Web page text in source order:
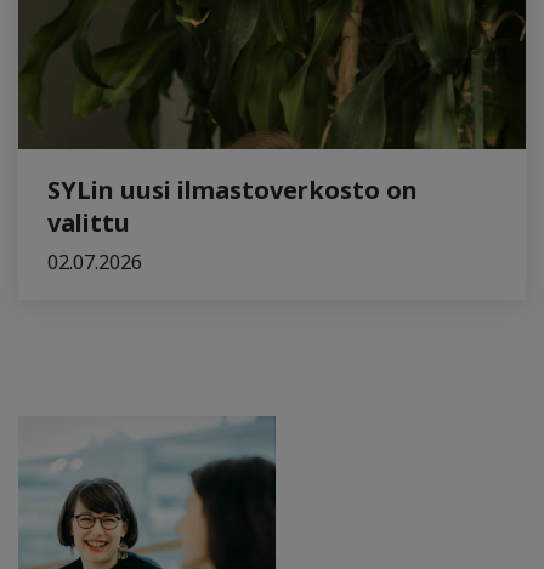
SYLin uusi ilmastoverkosto on
valittu
02.07.2026